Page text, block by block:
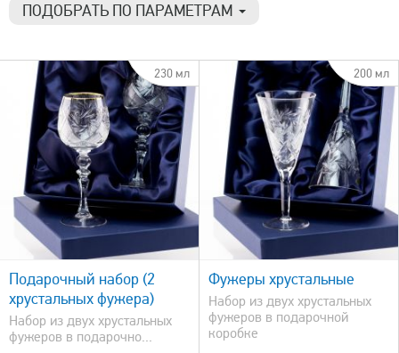
ПОДОБРАТЬ ПО ПАРАМЕТРАМ
790 р. 27 190 р.
Материал
Горный хрусталь
Хрусталь
Цветной хрусталь
Производитель
NEMAN
Бахметьевская артель
Гусевской Хрустальный завод
Гусь-Хрустальный
Дятьковский хрустальный завод
230 мл
Подарочный набор (2
хрустальных фужера)
Набор из двух хрустальных
фужеров в подарочно...
200 мл
быстрый просмотр
Фужеры хрустальные
Набор из двух хрустальных
фужеров в подарочной
коробке